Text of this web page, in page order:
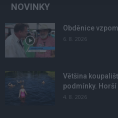
NOVINKY
Obděnice
6. 8. 2026
Většina
podmínky. Horší
4. 8. 2026